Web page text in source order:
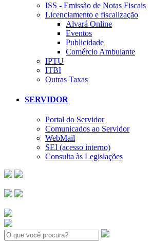
ISS - Emissão de Notas Fiscais
Licenciamento e fiscalização
Alvará Online
Eventos
Publicidade
Comércio Ambulante
IPTU
ITBI
Outras Taxas
SERVIDOR
Portal do Servidor
Comunicados ao Servidor
WebMail
SEI (acesso interno)
Consulta às Legislações
Search: